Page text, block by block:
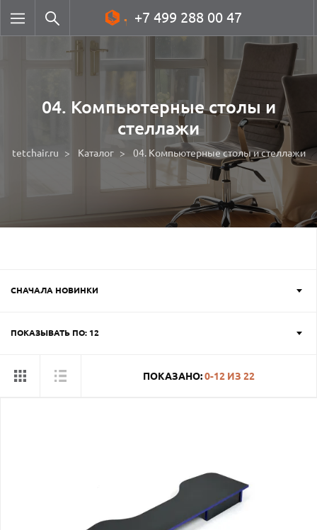
+7 499 288 00 47
04. Компьютерные столы и
стеллажи
tetchair.ru Каталог 04. Компьютерные столы и стеллажи
СНАЧАЛА НОВИНКИ
ПОКАЗЫВАТЬ ПО: 12
ПОКАЗАНО:0-12ИЗ 22